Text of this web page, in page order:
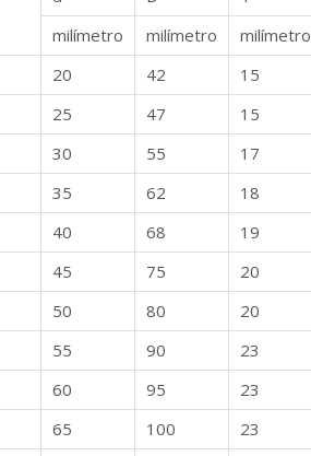
milímetro
milímetro milímetro
20 42 15
25 47 15
30 55 17
35 62 18
40 68 19
45 75 20
50 80 20
55 90 23
60 95 23
65 100 23